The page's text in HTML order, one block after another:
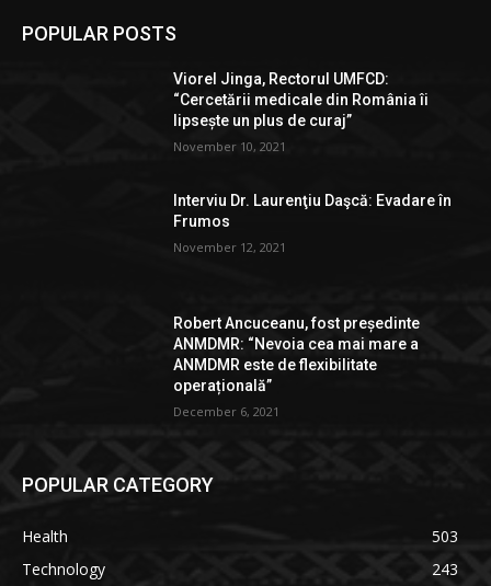
POPULAR POSTS
Viorel Jinga, Rectorul UMFCD:
“Cercetării medicale din România îi
lipsește un plus de curaj”
November 10, 2021
Interviu Dr. Laurenţiu Daşcă: Evadare în
Frumos
November 12, 2021
Robert Ancuceanu, fost președinte
ANMDMR: “Nevoia cea mai mare a
ANMDMR este de flexibilitate
operațională”
December 6, 2021
POPULAR CATEGORY
Health
503
Technology
243